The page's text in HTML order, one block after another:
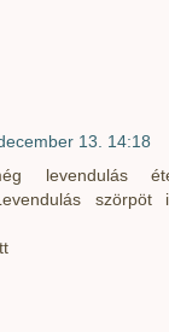
13. 14:18
levendulás